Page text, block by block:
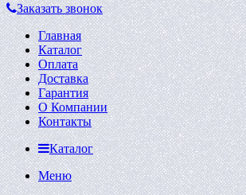
Заказать звонок
Главная
Каталог
Оплата
Доставка
Гарантия
О Компании
Контакты
Каталог
Меню